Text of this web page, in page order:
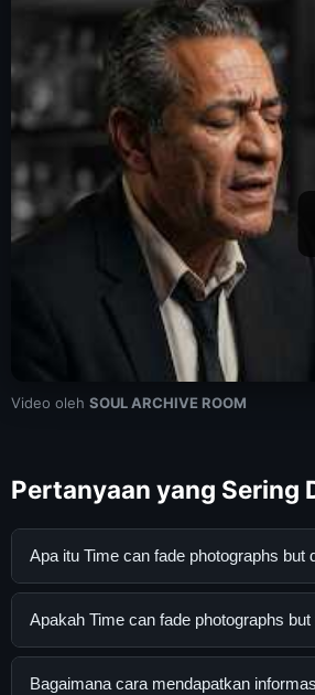
Video oleh SOUL ARCHIVE ROOM
Pertanyaan yang Sering
Apa itu Time can fade photographs
Time can fade photographs but
resmi dan mengikuti panduan yang
Apakah Time can fade photographs
Ya, Time can fade photographs but
Bagaimana cara mendapatkan